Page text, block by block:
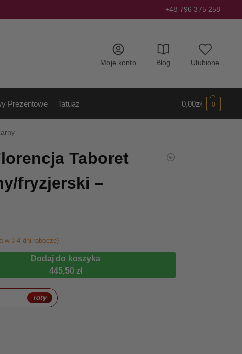
+48 796 375 258
Moje konto Blog Ulubione
Prezentowe Tatuaż 0,00zł 0
Taboret
fryzjerski –
w 3-4 dni robocze)
Dodaj do koszyka
445,50 zł
raty